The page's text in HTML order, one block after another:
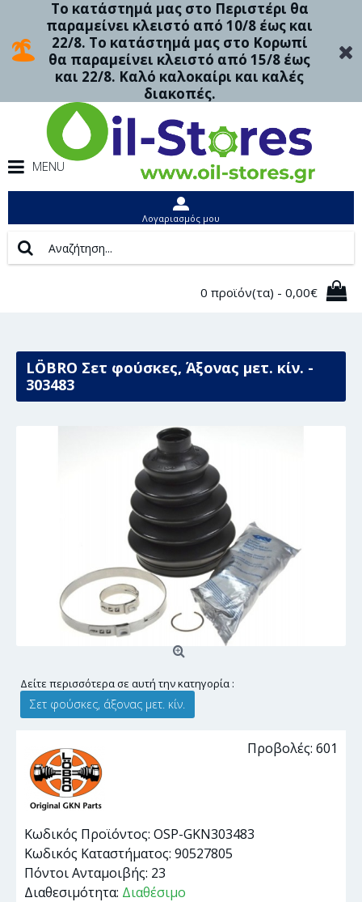
Το κατάστημά μας στο Περιστέρι θα
παραμείνει κλειστό από 10/8 έως και
22/8. Το κατάστημά μας στο Κορωπί
θα παραμείνει κλειστό από 15/8 έως
και 22/8. Καλό καλοκαίρι και καλές
διακοπές.
MENU
Λογαριασμός μου
0 προϊόν(τα) - 0,00€
LÖBRO Σετ φούσκες, Άξονας μετ. κίν. -
303483
Δείτε περισσότερα σε αυτή την κατηγορία :
Σετ φούσκες, άξονας μετ. κίν.
Προβολές: 601
Κωδικός Προϊόντος: OSP-GKN303483
Κωδικός Καταστήματος: 90527805
Πόντοι Ανταμοιβής: 23
Διαθεσιμότητα: Διαθέσιμο